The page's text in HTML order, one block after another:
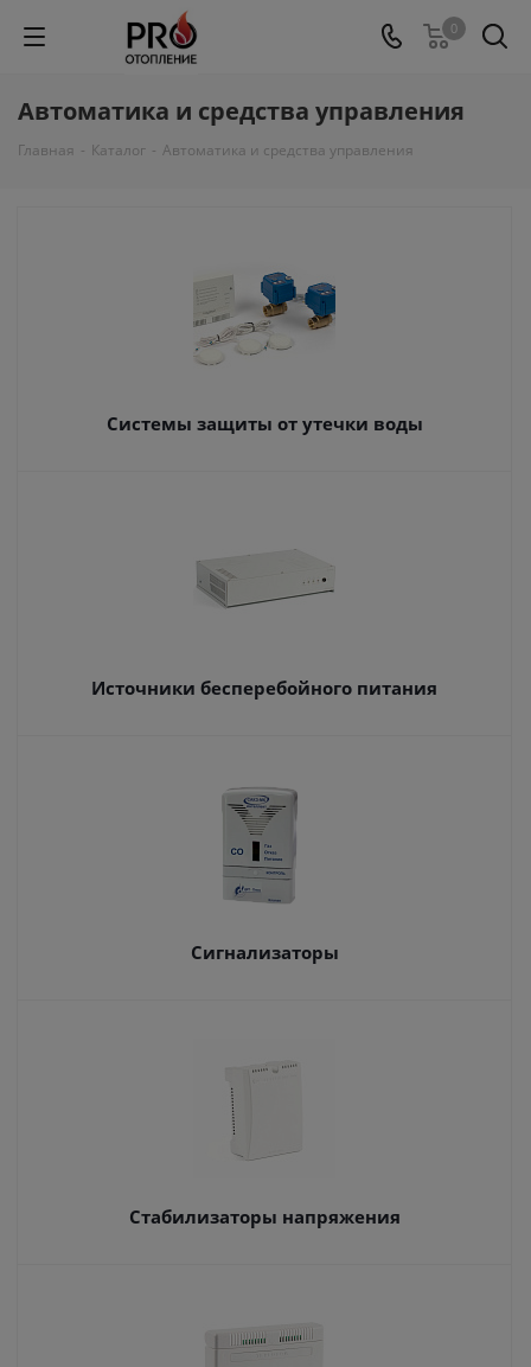
0
Автоматика и средства управления
Главная - Каталог - Автоматика и средства управления
Системы защиты от утечки воды
Источники бесперебойного питания
Сигнализаторы
Стабилизаторы напряжения